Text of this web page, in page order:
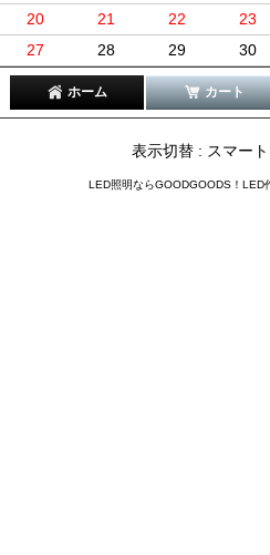
20
21 22 23
27
28 29 30
ホーム カート
表示切替 : スマー
LED照明ならGOODGOODS！LED